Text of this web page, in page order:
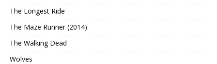
The Longest Ride
The Maze Runner (2014)
The Walking Dead
Wolves